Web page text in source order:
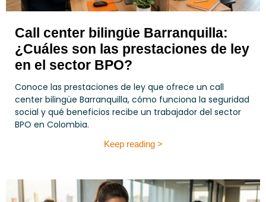
Call center bilingüe Barranquilla:
¿Cuáles son las prestaciones de ley
en el sector BPO?
Conoce las prestaciones de ley que ofrece un call
center bilingüe Barranquilla, cómo funciona la seguridad
social y qué beneficios recibe un trabajador del sector
BPO en Colombia.
Keep reading >